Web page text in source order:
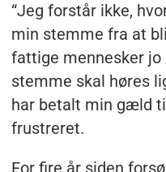
“Jeg forstår ikke,
min stemme fra at
fattige mennesker
stemme skal høres
har betalt min gæld
frustreret.